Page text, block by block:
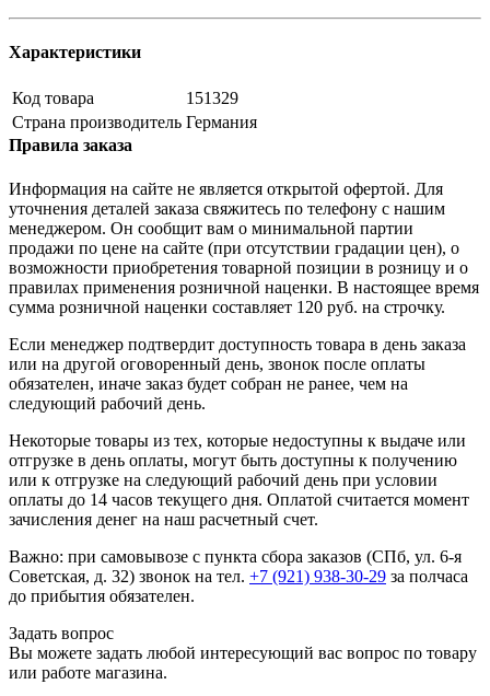
Характеристики
Код товара
151329
Страна производитель Германия
Правила заказа
Информация на сайте не является открытой офертой. Для
уточнения деталей заказа свяжитесь по телефону с нашим
менеджером. Он сообщит вам о минимальной партии
продажи по цене на сайте (при отсутствии градации цен), о
возможности приобретения товарной позиции в розницу и о
правилах применения розничной наценки. В настоящее время
сумма розничной наценки составляет 120 руб. на строчку.
Если менеджер подтвердит доступность товара в день заказа
или на другой оговоренный день, звонок после оплаты
обязателен, иначе заказ будет собран не ранее, чем на
следующий рабочий день.
Некоторые товары из тех, которые недоступны к выдаче или
отгрузке в день оплаты, могут быть доступны к получению
или к отгрузке на следующий рабочий день при условии
оплаты до 14 часов текущего дня. Оплатой считается момент
зачисления денег на наш расчетный счет.
Важно: при самовывозе с пункта сборa заказов (СПб, ул. 6-я
Советская, д. 32) звонок на тел. +7 (921) 938-30-29 за полчаса
до прибытия обязателен.
Задать вопрос
Вы можете задать любой интересующий вас вопрос по товару
или работе магазина.